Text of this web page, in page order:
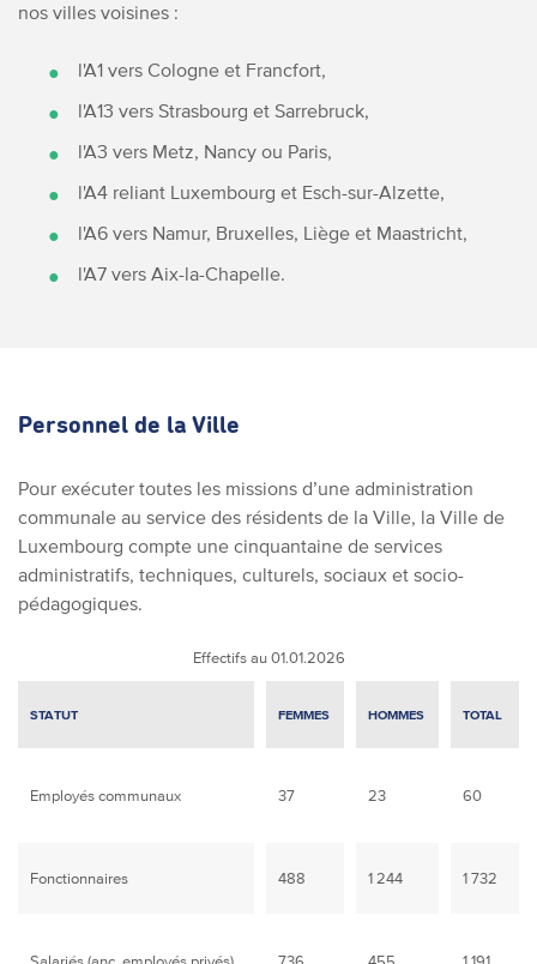
nos villes voisines :
l'A1 vers Cologne et Francfort,
l'A13 vers Strasbourg et Sarrebruck,
l'A3 vers Metz, Nancy ou Paris,
l'A4 reliant Luxembourg et Esch-sur-Alzette,
l'A6 vers Namur, Bruxelles, Liège et Maastricht,
l'A7 vers Aix-la-Chapelle.
Personnel de la Ville
Pour exécuter toutes les missions d’une administration
communale au service des résidents de la Ville, la Ville de
Luxembourg compte une cinquantaine de services
administratifs, techniques, culturels, sociaux et socio-
pédagogiques.
Effectifs au 01.01.2026
STATUT FEMMES HOMMES TOTAL
Employés communaux 37 23 60
Fonctionnaires 488 1 244 1 732